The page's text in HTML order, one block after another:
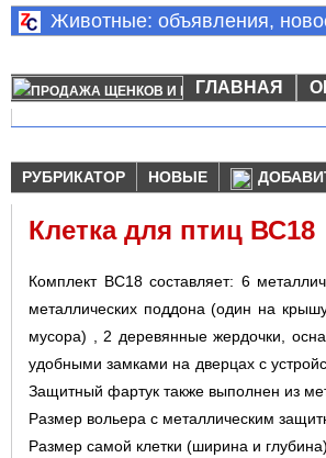
Животные: объявления,
ГЛАВНАЯ
РУБРИКАТОР
НОВЫЕ
Клетка для птиц ВС18
Комплект ВС18 составляет: 6
металлических поддона (один на
мусора) , 2 деревянные жердочки,
удобными замками на дверцах с
Защитный фартук также выполнен из
Размер вольера с металлическим
Размер самой клетки (ширина и